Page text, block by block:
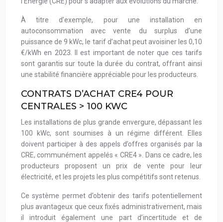
À titre d’exemple, pour une installation en
autoconsommation avec vente du surplus d’une
puissance de 9 kWc, le tarif d’achat peut avoisiner les 0,10
€/kWh en 2023. Il est important de noter que ces tarifs
sont garantis sur toute la durée du contrat, offrant ainsi
une stabilité financière appréciable pour les producteurs.
CONTRATS D’ACHAT CRE4 POUR
CENTRALES > 100 KWC
Les installations de plus grande envergure, dépassant les
100 kWc, sont soumises à un régime différent. Elles
doivent participer à des appels d’offres organisés par la
CRE, communément appelés « CRE4 ». Dans ce cadre, les
producteurs proposent un prix de vente pour leur
électricité, et les projets les plus compétitifs sont retenus.
Ce système permet d’obtenir des tarifs potentiellement
plus avantageux que ceux fixés administrativement, mais
il introduit également une part d’incertitude et de